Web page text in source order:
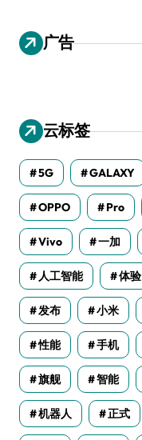
广告
云标签
5G GALAXY
OPPO Pro
Vivo 一加
人工智能 体验
发布 小米
性能 手机
旗舰 智能
机器人 正式